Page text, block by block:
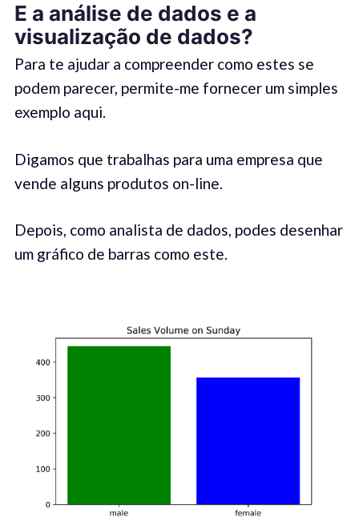
E a análise de dados e a
visualização de dados?
Para te ajudar a compreender como estes se
podem parecer, permite-me fornecer um simples
exemplo aqui.
Digamos que trabalhas para uma empresa que
vende alguns produtos on-line.
Depois, como analista de dados, podes desenhar
um gráfico de barras como este.